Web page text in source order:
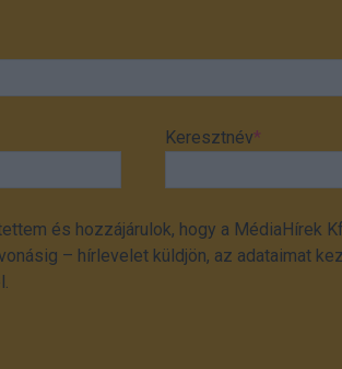
Keresztnév*
és hozzájárulok, hogy a MédiaHírek
– hírlevelet küldjön, az adataimat